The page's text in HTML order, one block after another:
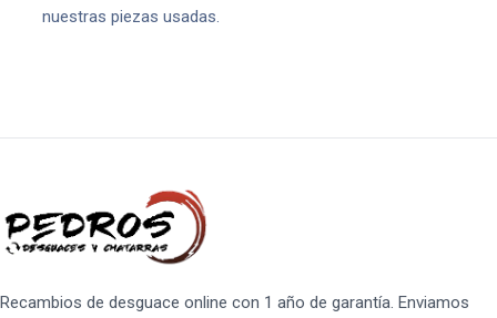
nuestras piezas usadas.
Recambios de desguace online con 1 año de garantía. Enviamos